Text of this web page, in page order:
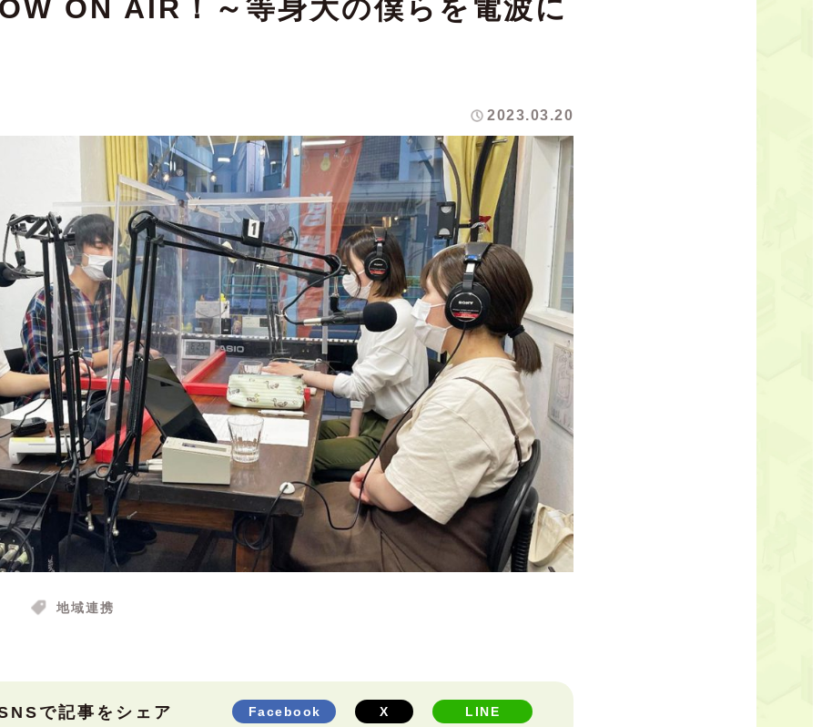
ON AIR！～等身大の僕らを電波に
2023.03.20
地域連携
で記事をシェア Facebook X LINE